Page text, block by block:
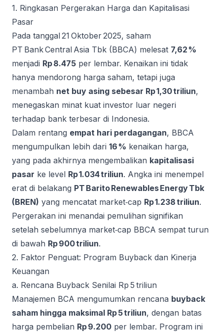
1. Ringkasan Pergerakan Harga dan Kapitalisasi
Pasar
Pada tanggal 21 Oktober 2025, saham
PT Bank Central Asia Tbk (BBCA) melesat 7,62 %
menjadi Rp 8.475 per lembar. Kenaikan ini tidak
hanya mendorong harga saham, tetapi juga
menambah net buy asing sebesar Rp 1,30 triliun,
menegaskan minat kuat investor luar negeri
terhadap bank terbesar di Indonesia.
Dalam rentang empat hari perdagangan, BBCA
mengumpulkan lebih dari 16 % kenaikan harga,
yang pada akhirnya mengembalikan kapitalisasi
pasar ke level Rp 1.034 triliun. Angka ini menempel
erat di belakang PT Barito Renewables Energy Tbk
(BREN) yang mencatat market‑cap Rp 1.238 triliun.
Pergerakan ini menandai pemulihan signifikan
setelah sebelumnya market‑cap BBCA sempat turun
di bawah Rp 900 triliun.
2. Faktor Penguat: Program Buyback dan Kinerja
Keuangan
a. Rencana Buyback Senilai Rp 5 triliun
Manajemen BCA mengumumkan rencana buyback
saham hingga maksimal Rp 5 triliun, dengan batas
harga pembelian Rp 9.200 per lembar. Program ini